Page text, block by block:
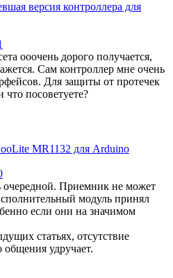
версия контроллера для
ооочень дорого получается,
Сам контроллер мне очень
Для защиты от протечек
что посоветуете?
MR1132 для Arduino
очередной. Приемник не может
модуль принял
если они на значимом
статьях, отсутствие
общения удручает.